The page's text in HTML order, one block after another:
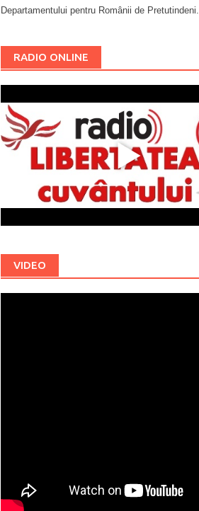
Departamentului pentru Românii de Pretutindeni.
RADIO ONLINE
VIDEO